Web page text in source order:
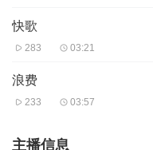
快歌
283 03:21
浪费
233 03:57
主播信息